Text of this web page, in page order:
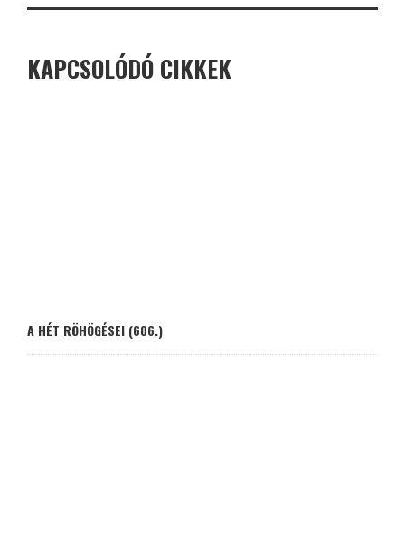
KAPCSOLÓDÓ CIKKEK
A HÉT RÖHÖGÉSEI (606.)